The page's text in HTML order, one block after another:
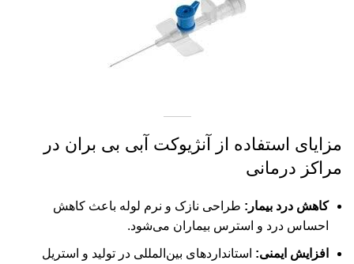
مزایای استفاده از آنژیوکت آبی بی بران در
مراکز درمانی
کاهش درد بیمار: طراحی نازک و نرم لوله باعث کاهش
احساس درد و استرس بیماران می‌شود.
افزایش ایمنی: استانداردهای بین‌المللی در تولید و استریل